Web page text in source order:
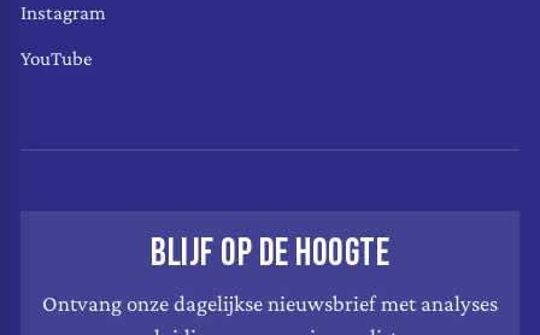
Instagram
YouTube
BLIJF OP DE HOOGTE
Ontvang onze dagelijkse nieuwsbrief met analyses